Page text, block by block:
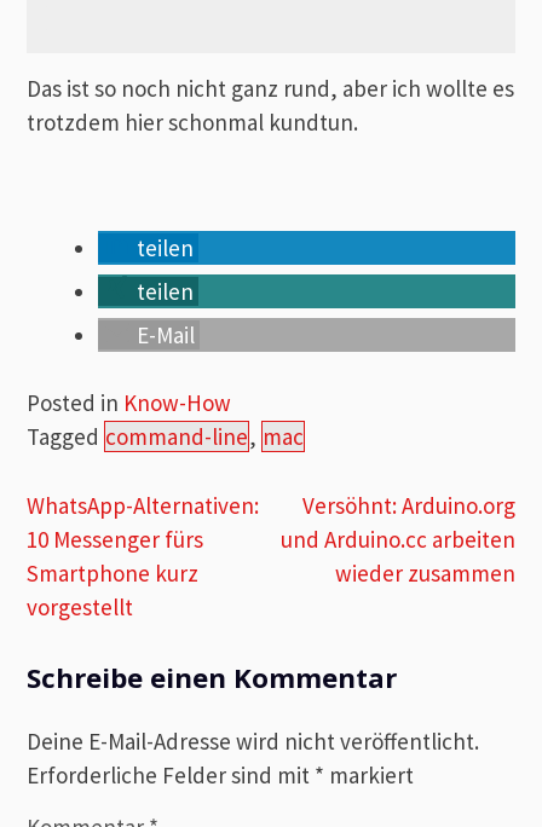
Das ist so noch nicht ganz rund, aber ich wollte es
trotzdem hier schonmal kundtun.
teilen
teilen
E-Mail
Posted in Know-How
Tagged command-line, mac
Beitragsnavigation
WhatsApp-Alternativen:
10 Messenger fürs
Smartphone kurz
vorgestellt
Versöhnt: Arduino.org
und Arduino.cc arbeiten
wieder zusammen
Schreibe einen Kommentar
Deine E-Mail-Adresse wird nicht veröffentlicht.
Erforderliche Felder sind mit * markiert